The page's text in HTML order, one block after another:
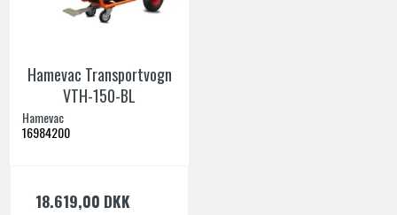
Hamevac Transportvogn
VTH-150-BL
Hamevac
16984200
18.619,00 DKK